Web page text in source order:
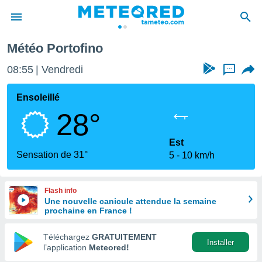
de
en
Météo Portofino
08:55 Vendredi ...
Ensoleillé
28°
Sensation de 31°
Est
5
10 km/h
Flash info
Une nouvelle canicule attendue la semaine
prochaine en France !
Téléchargez GRATUITEMENT
l’application Meteored!
Installer